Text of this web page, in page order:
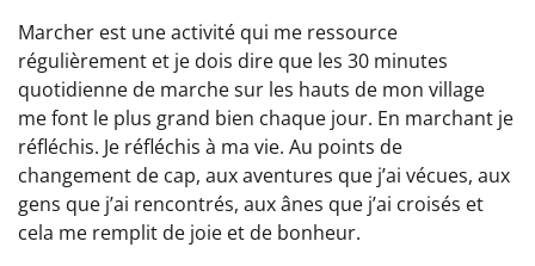
Marcher est une activité qui me ressource
régulièrement et je dois dire que les 30 minutes
quotidienne de marche sur les hauts de mon village
me font le plus grand bien chaque jour. En marchant je
réfléchis. Je réfléchis à ma vie. Au points de
changement de cap, aux aventures que j’ai vécues, aux
gens que j’ai rencontrés, aux ânes que j’ai croisés et
cela me remplit de joie et de bonheur.